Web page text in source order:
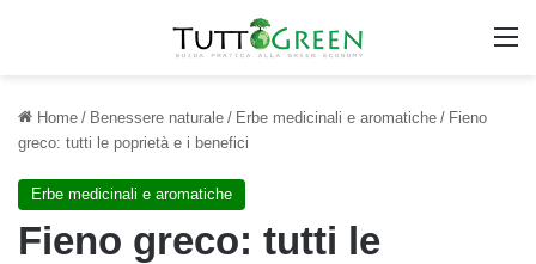
Home / Benessere naturale / Erbe medicinali e aromatiche / Fieno
greco: tutti le poprietà e i benefici
Erbe medicinali e aromatiche
Fieno greco: tutti le